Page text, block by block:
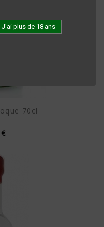
J'ai plus de 18 ans
70cl